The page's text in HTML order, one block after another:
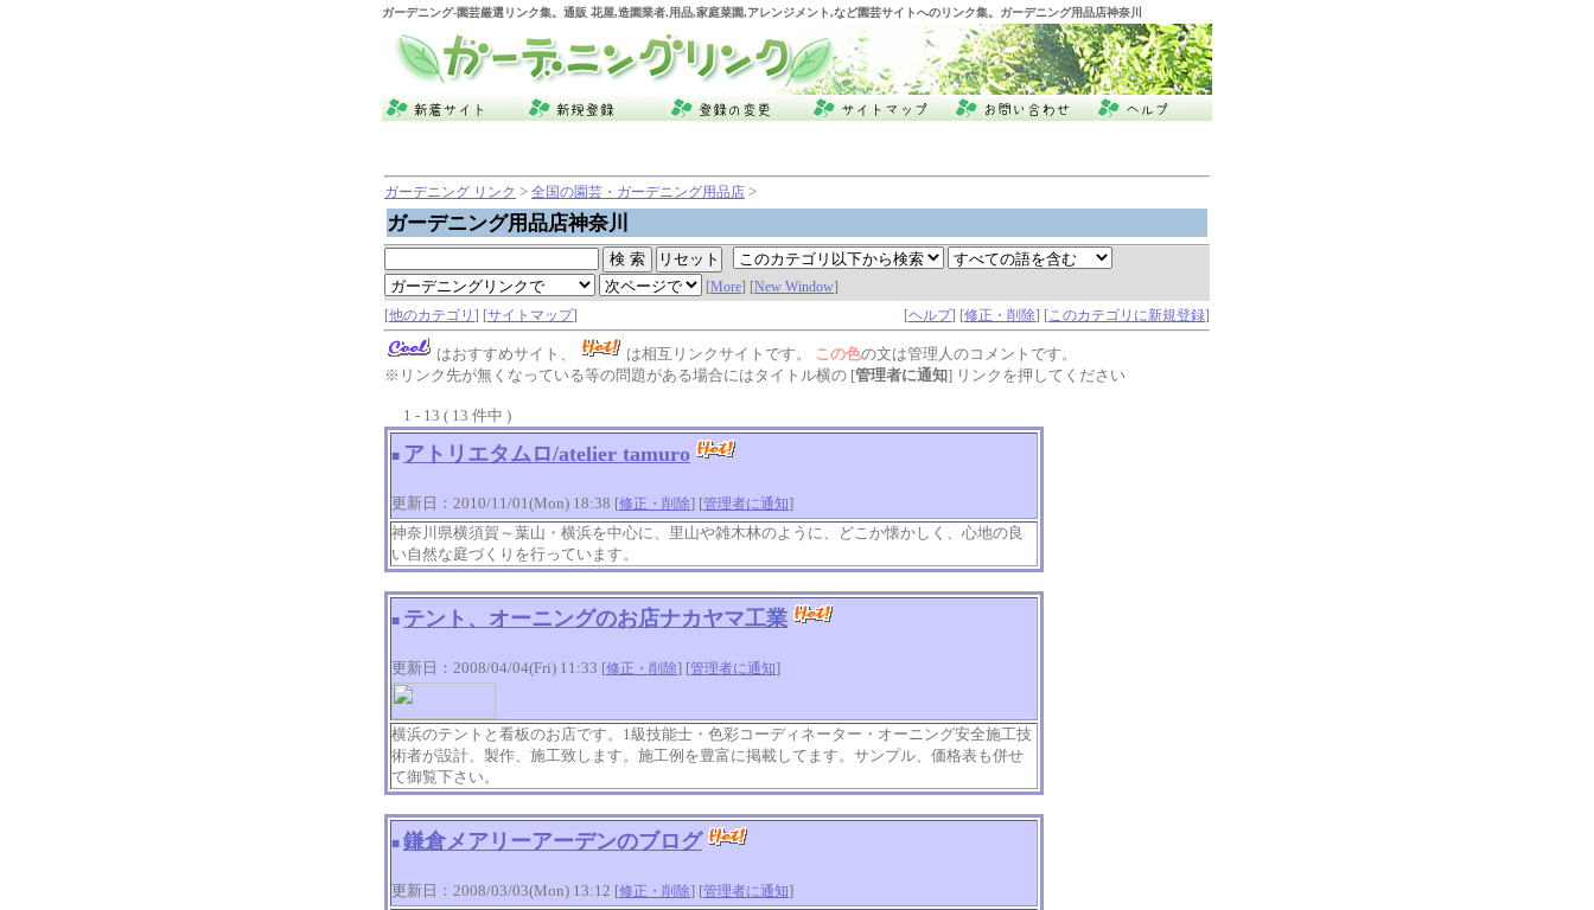
ガーデニング-園芸厳選リンク集。通販 花屋,造園業者,用品,家庭菜園,アレンジメント,など園芸サイトへのリンク集。ガーデニング用品店神奈川
ガーデニング リンク > 全国の園芸・ガーデニング用品店 >
ガーデニング用品店神奈川
[More] [New Window]
[他のカテゴリ ] [サイトマップ] [ヘルプ] [修正・削除] [このカテゴリに新規登録]
はおすすめサイト、 は相互リンクサイトです。 この色の文は管理人のコメントです。
※リンク先が無くなっている等の問題がある場合にはタイトル横の [管理者に通知] リンクを押してください
1 - 13 ( 13 件中 )
■ アトリエタムロ/atelier tamuro
更新日：2010/11/01(Mon) 18:38 [修正・削除] [管理者に通知]
神奈川県横須賀～葉山・横浜を中心に、里山や雑木林のように、どこか懐かしく、心地の良
い自然な庭づくりを行っています。
■ テント、オーニングのお店ナカヤマ工業
更新日：2008/04/04(Fri) 11:33 [修正・削除] [管理者に通知]
横浜のテントと看板のお店です。1級技能士・色彩コーディネーター・オーニング安全施工技
術者が設計、製作、施工致します。施工例を豊富に掲載してます。サンプル、価格表も併せ
て御覧下さい。
■ 鎌倉メアリーアーデンのブログ
更新日：2008/03/03(Mon) 13:12 [修正・削除] [管理者に通知]